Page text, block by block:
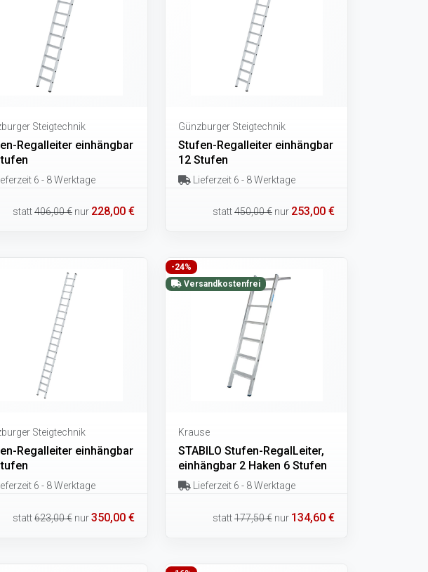
Steigtechnik
Regalleiter einhängbar
6 - 8 Werktage
statt406,00 € nur 228,00 €
Günzburger Steigtechnik
Stufen-Regalleiter einhängbar
12 Stufen
Lieferzeit 6 - 8 Werktage
statt450,00 € nur 253,00 €
Steigtechnik
Regalleiter einhängbar
6 - 8 Werktage
statt623,00 € nur350,00 €
-24%
Versandkostenfrei
Krause
STABILO Stufen-RegalLeiter,
einhängbar 2 Haken 6 Stufen
Lieferzeit 6 - 8 Werktage
statt177,50 € nur 134,60 €